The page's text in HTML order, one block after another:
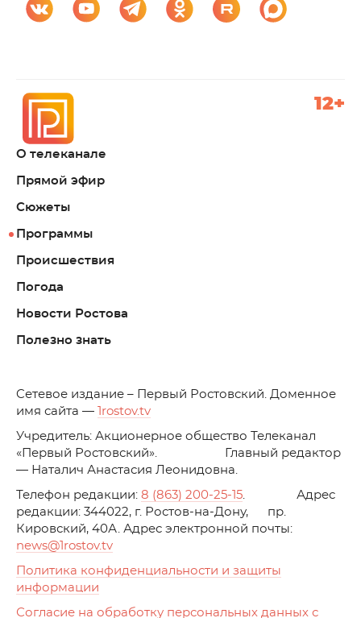
О телеканале
Прямой эфир
Сюжеты
Программы
Происшествия
Погода
Новости Ростова
Полезно знать
12+
Cетевое издание – Первый Ростовский. Доменное
имя сайта —
1rostov.tv
Учредитель: Акционерное общество Телеканал
«Первый Ростовский». Главный редактор
— Наталич Анастасия Леонидовна.
Телефон редакции: 8 (863) 200-25-15. Адрес
редакции: 344022, г. Ростов-на-Дону, пр.
Кировский, 40А. Адрес электронной почты:
news@1rostov.tv
Политика конфиденциальности и защиты
информации
Согласие на обработку персональных данных с